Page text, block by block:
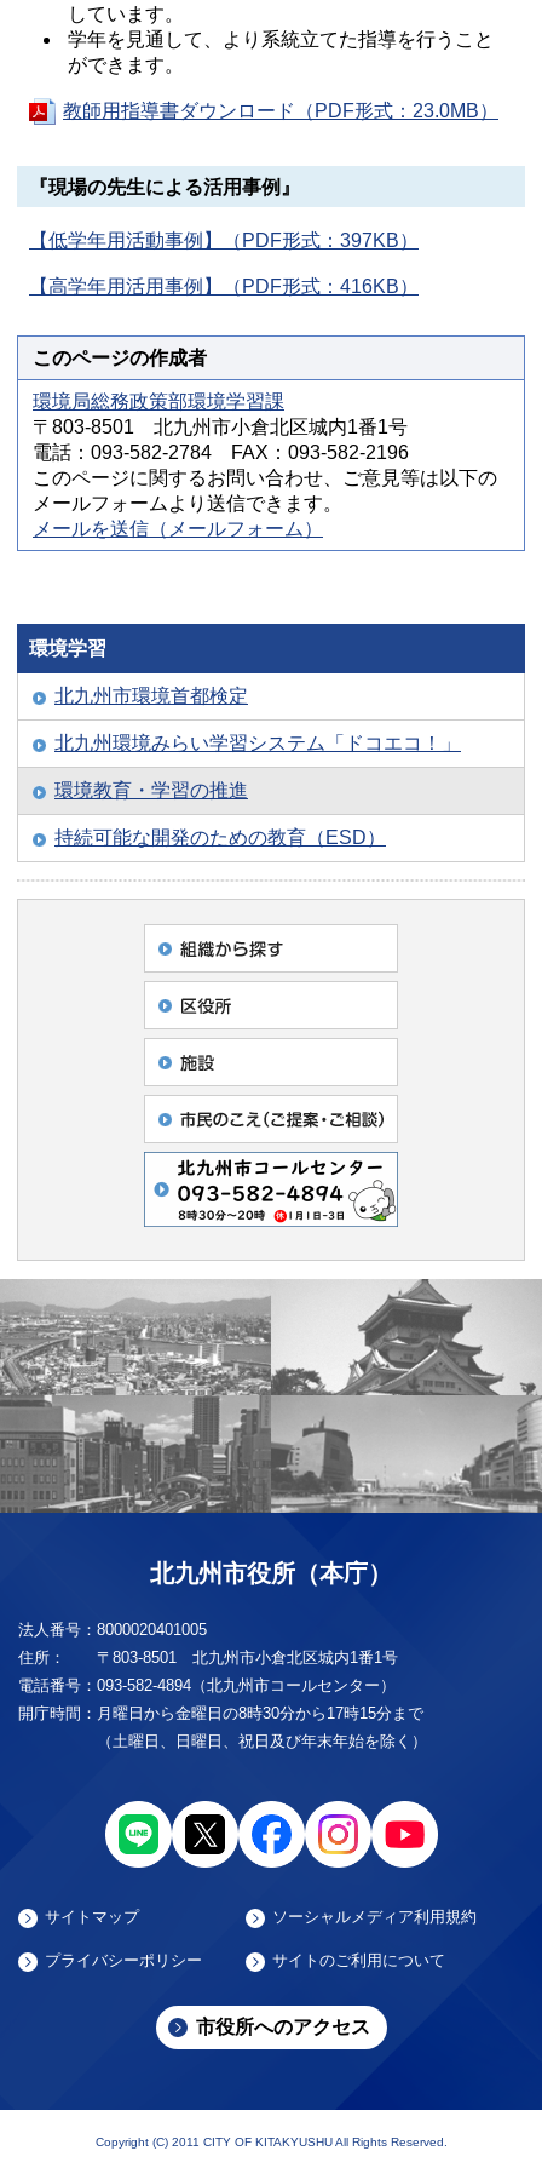
しています。
学年を見通して、より系統立てた指導を行うこと
ができます。
教師用指導書ダウンロード（PDF形式：23.0MB）
『現場の先生による活用事例』
【低学年用活動事例】（PDF形式：397KB）
【高学年用活用事例】（PDF形式：416KB）
このページの作成者
環境局総務政策部環境学習課
〒803-8501 北九州市小倉北区城内1番1号
電話：093-582-2784 FAX：093-582-2196
このページに関するお問い合わせ、ご意見等は以下の
メールフォームより送信できます。
メールを送信（メールフォーム）
環境学習
北九州市環境首都検定
北九州環境みらい学習システム「ドコエコ！」
環境教育・学習の推進
持続可能な開発のための教育（ESD）
北九州市役所（本庁）
法人番号： 8000020401005
住所：
〒803-8501 北九州市小倉北区城内1番1号
電話番号： 093-582-4894（北九州市コールセンター）
開庁時間： 月曜日から金曜日の8時30分から17時15分まで
（土曜日、日曜日、祝日及び年末年始を除く）
サイトマップ ソーシャルメディア利用規約
プライバシーポリシー サイトのご利用について
市役所へのアクセス
Copyright (C) 2011 CITY OF KITAKYUSHU All Rights Reserved.